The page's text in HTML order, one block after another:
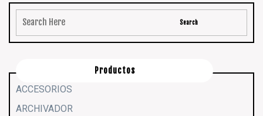
Productos
ACCESORIOS
ARCHIVADOR